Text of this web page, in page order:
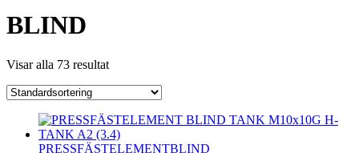
BLIND
Visar alla 73 resultat
PRESSFÄSTELEMENTBLIND